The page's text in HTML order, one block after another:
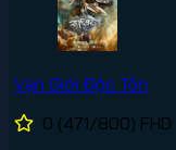
Vạn Giới Độc Tôn
0 (471/800) FHD